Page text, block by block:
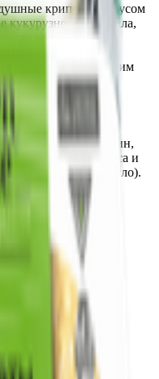
крипсы со вкусом
кукурузного крахмала,
для волшебного
продукт,
риса. А вкус им
добавки.
рис, мальтодекстрин,
усилитель вкуса и
(сливочное масло).